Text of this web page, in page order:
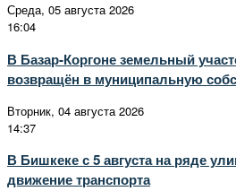
Среда, 05 августа 2026
16:04
В Базар-Коргоне земельный
возвращён в муниципальную
Вторник, 04 августа 2026
14:37
В Бишкеке с 5 августа на ряде
движение транспорта